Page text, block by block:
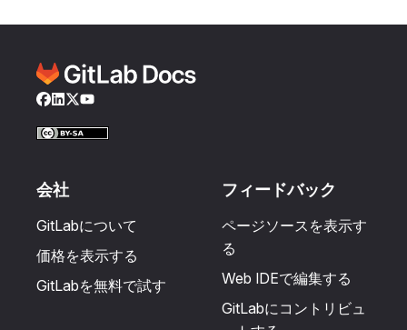
Facebook
LinkedIn
Twitter
YouTube
会社
GitLabについて
価格を表示する
GitLabを無料で試す
フィードバック
ページソースを表示す
る
Web IDEで編集する
GitLabにコントリビュ